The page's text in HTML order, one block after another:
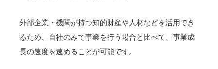
外部企業・機関が持つ知的財産や人材などを活用でき
るため、自社のみで事業を行う場合と比べて、事業成
長の速度を速めることが可能です。